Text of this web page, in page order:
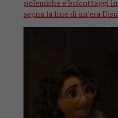
polemiche e boicottaggi
segna la fine di un'era